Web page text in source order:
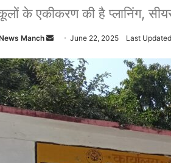
के एकीकरण की है प्लानिंग,
Manch
Send
email
June 22, 2025 Last